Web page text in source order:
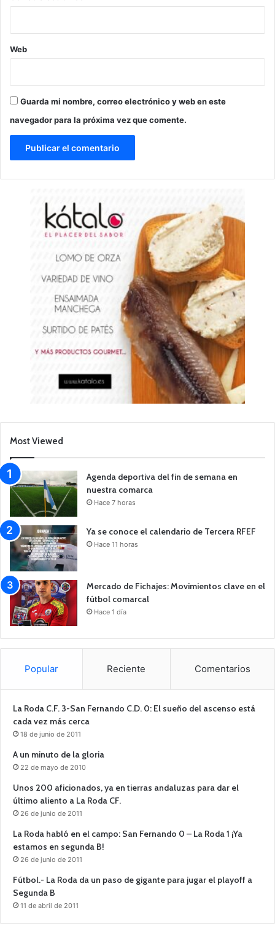
Web
Guarda mi nombre, correo electrónico y web en este
navegador para la próxima vez que comente.
Most Viewed
Agenda deportiva del fin de semana en
nuestra comarca
Hace 7 horas
Ya se conoce el calendario de Tercera RFEF
Hace 11 horas
Mercado de Fichajes: Movimientos clave en el
fútbol comarcal
Hace 1 día
Popular Reciente Comentarios
La Roda C.F. 3-San Fernando C.D. 0: El sueño del ascenso está
cada vez más cerca
18 de junio de 2011
A un minuto de la gloria
22 de mayo de 2010
Unos 200 aficionados, ya en tierras andaluzas para dar el
último aliento a La Roda CF.
26 de junio de 2011
La Roda habló en el campo: San Fernando 0 – La Roda 1 ¡Ya
estamos en segunda B!
26 de junio de 2011
Fútbol.- La Roda da un paso de gigante para jugar el playoff a
Segunda B
11 de abril de 2011